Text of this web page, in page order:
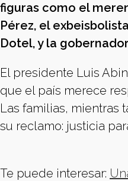
figuras como el
Pérez, el
Dotel, y la
El presidente Luis
que el país merece
Las familias, mientras
su reclamo: justicia
Te puede interesar: